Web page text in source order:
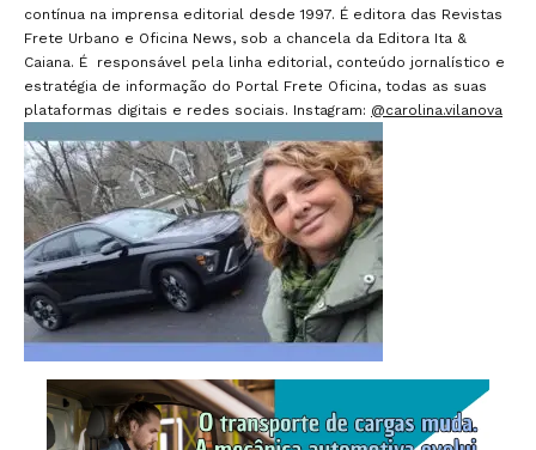
contínua na imprensa editorial desde 1997. É editora das Revistas
Frete Urbano e Oficina News, sob a chancela da Editora Ita &
Caiana. É responsável pela linha editorial, conteúdo jornalístico e
estratégia de informação do Portal Frete Oficina, todas as suas
plataformas digitais e redes sociais. Instagram: @carolina.vilanova